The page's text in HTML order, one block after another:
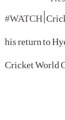
#WATCH|
his return to
Cricket World